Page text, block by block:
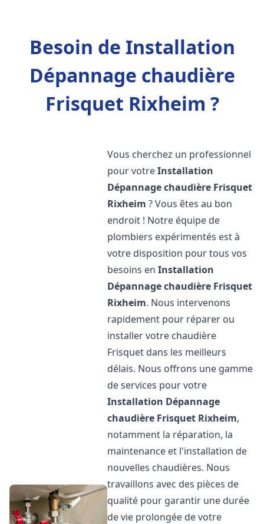
Besoin de Installation
Dépannage chaudière
Frisquet Rixheim ?
Vous cherchez un professionnel
pour votreInstallation
Dépannage chaudière Frisquet
Rixheim ? Vous êtes au bon
endroit ! Notre équipe de
plombiers expérimentés est à
votre disposition pour tous vos
besoins enInstallation
Dépannage chaudière Frisquet
Rixheim. Nous intervenons
rapidement pour réparer ou
installer votre chaudière
Frisquet dans les meilleurs
délais. Nous offrons une gamme
de services pour votre
Installation Dépannage
chaudière Frisquet Rixheim,
notamment la réparation, la
maintenance et l'installation de
nouvelles chaudières. Nous
travaillons avec des pièces de
qualité pour garantir une durée
de vie prolongée de votre